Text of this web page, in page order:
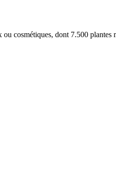
cosmétiques, dont 7.500